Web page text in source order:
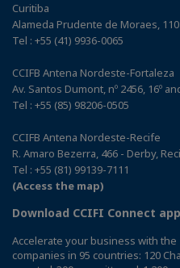
Curitiba
Alameda Prudente de Moraes,
Tel : +55 (41) 9936-0065
CCIFB Antena Nordeste-Fortaleza
Av. Santos Dumont, nº 2456, 16º
Tel : +55 (85) 98206-0505
CCIFB Antena Nordeste-Recife
R. Amaro Bezerra, 466 - Derby,
Tel : +55 (81) 99139-7111
(Access the map)
Download CCIFI Connect
Accelerate your business with
companies in 95 countries: 120